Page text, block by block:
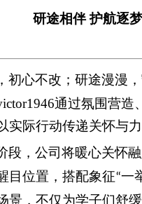
研途相伴 护航逐
初心不改；研途漫漫，
通过氛围营
实际行动传递关怀与力
段，公司将暖心关怀
目位置，搭配象征“一
景，不仅为学子们舒